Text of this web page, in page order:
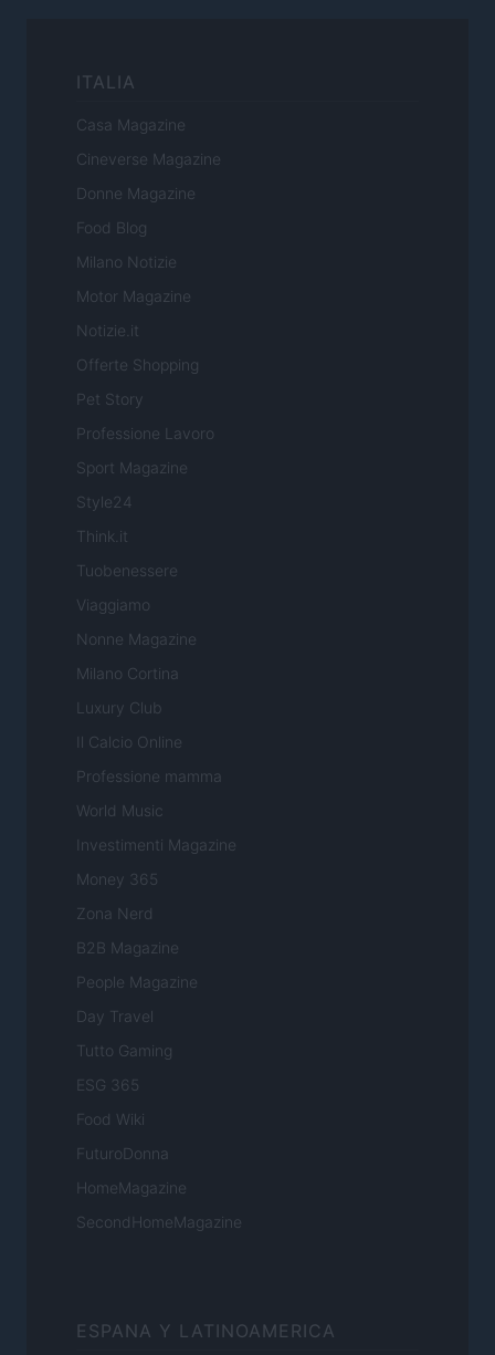
ITALIA
Casa Magazine
Cineverse Magazine
Donne Magazine
Food Blog
Milano Notizie
Motor Magazine
Notizie.it
Offerte Shopping
Pet Story
Professione Lavoro
Sport Magazine
Style24
Think.it
Tuobenessere
Viaggiamo
Nonne Magazine
Milano Cortina
Luxury Club
Il Calcio Online
Professione mamma
World Music
Investimenti Magazine
Money 365
Zona Nerd
B2B Magazine
People Magazine
Day Travel
Tutto Gaming
ESG 365
Food Wiki
FuturoDonna
HomeMagazine
SecondHomeMagazine
ESPANA Y LATINOAMERICA